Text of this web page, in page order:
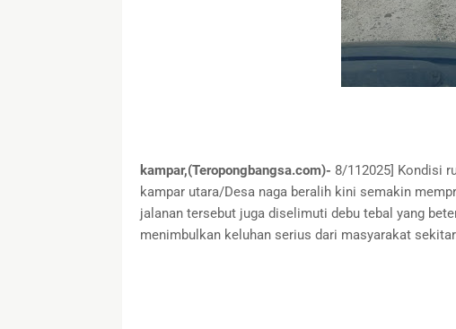
kampar,(Teropongbangsa.com)- 8/112025] Kondisi
kampar utara/Desa naga beralih kini semakin
jalanan tersebut juga diselimuti debu tebal yang
menimbulkan keluhan serius dari masyarakat